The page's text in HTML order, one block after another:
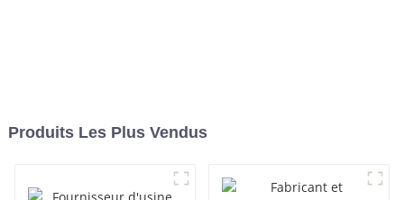
Produits Les Plus Vendus